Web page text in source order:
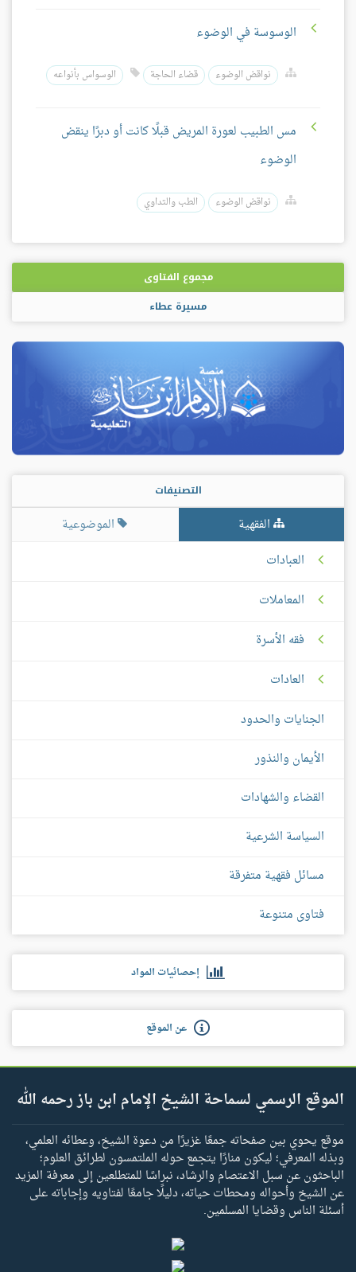
الوسوسة في الوضوء
نواقض الوضوء قضاء الحاجة الوسواس بأنواعه
مس الطبيب لعورة المريض قبلًا كانت أو دبرًا ينقض
الوضوء
نواقض الوضوء الطب والتداوي
مجموع الفتاوى
مسيرة عطاء
التصنيفات
الفقهية
الموضوعية
العبادات
المعاملات
فقه الأسرة
العادات
الجنايات والحدود
الأيمان والنذور
القضاء والشهادات
السياسة الشرعية
مسائل فقهية متفرقة
فتاوى متنوعة
إحصائيات المواد
عن الموقع
الموقع الرسمي لسماحة الشيخ الإمام ابن باز رحمه الله
موقع يحوي بين صفحاته جمعًا غزيرًا من دعوة الشيخ، وعطائه العلمي،
وبذله المعرفي؛ ليكون منارًا يتجمع حوله الملتمسون لطرائق العلوم؛
الباحثون عن سبل الاعتصام والرشاد، نبراسًا للمتطلعين إلى معرفة المزيد
عن الشيخ وأحواله ومحطات حياته، دليلًا جامعًا لفتاويه وإجاباته على
أسئلة الناس وقضايا المسلمين.